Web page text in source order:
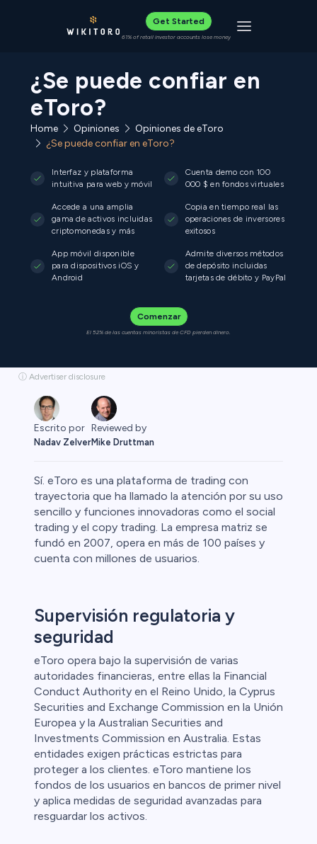
Get Started
61% of retail investor accounts lose money Toggle
¿Se puede confiar en
eToro?
Home Opiniones
Opiniones de eToro
¿Se puede confiar en eToro?
Interfaz y plataforma
intuitiva para web y móvil
Cuenta demo con 100
000 $ en fondos virtuales
Accede a una amplia
gama de activos incluidas
criptomonedas y más
Copia en tiempo real las
operaciones de inversores
exitosos
App móvil disponible
para dispositivos iOS y
Android
Admite diversos métodos
de depósito incluidas
tarjetas de débito y PayPal
Comenzar
El 52% de las cuentas minoristas de CFD pierden dinero.
ⓘ Advertiser disclosure
Escrito por
Nadav Zelver
Reviewed by
Mike Druttman
Sí. eToro es una plataforma de trading con
trayectoria que ha llamado la atención por su uso
sencillo y funciones innovadoras como el social
trading y el copy trading. La empresa matriz se
fundó en 2007, opera en más de 100 países y
cuenta con millones de usuarios.
Supervisión regulatoria y
seguridad
eToro opera bajo la supervisión de varias
autoridades financieras, entre ellas la Financial
Conduct Authority en el Reino Unido, la Cyprus
Securities and Exchange Commission en la Unión
Europea y la Australian Securities and
Investments Commission en Australia. Estas
entidades exigen prácticas estrictas para
proteger a los clientes. eToro mantiene los
fondos de los usuarios en bancos de primer nivel
y aplica medidas de seguridad avanzadas para
resguardar los activos.